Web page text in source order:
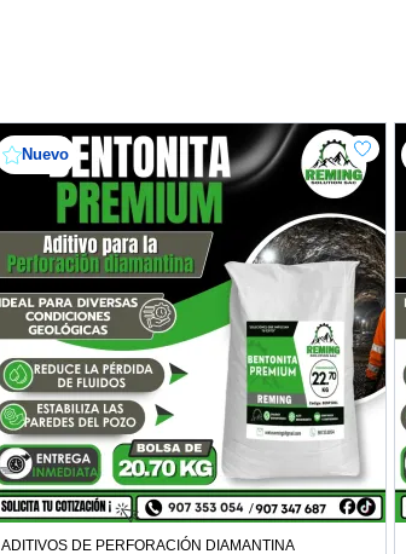
Nuevo
ADITIVOS DE PERFORACIÓN DIAMANTINA